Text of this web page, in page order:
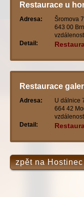
Restaurace u
Adresa:
Šromova
643 00
Detail:
Restaurace
Adresa:
U dálnice
664 42
Detail:
zpět na